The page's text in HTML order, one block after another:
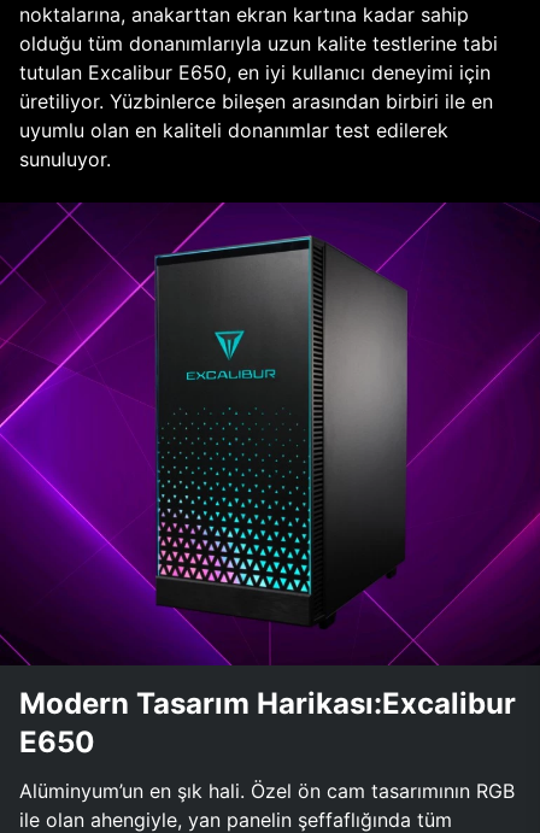
noktalarına, anakarttan ekran kartına kadar sahip
olduğu tüm donanımlarıyla uzun kalite testlerine tabi
tutulan Excalibur E650, en iyi kullanıcı deneyimi için
üretiliyor. Yüzbinlerce bileşen arasından birbiri ile en
uyumlu olan en kaliteli donanımlar test edilerek
sunuluyor.
Modern Tasarım Harikası:Excalibur
E650
Alüminyum’un en şık hali. Özel ön cam tasarımının RGB
ile olan ahengiyle, yan panelin şeffaflığında tüm